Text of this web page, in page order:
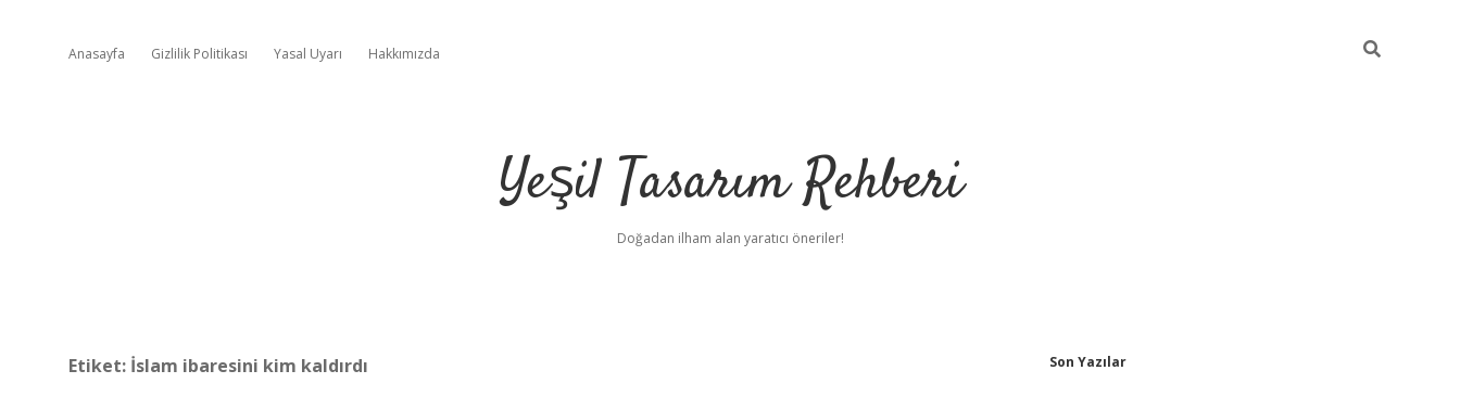
Anasayfa Gizlilik Politikası Yasal Uyarı Hakkımızda
Yeşil Tasarım Rehberi
Doğadan ilham alan yaratıcı öneriler!
Etiket: İslam ibaresini kim kaldırdı Sidebar
Son Yazılar